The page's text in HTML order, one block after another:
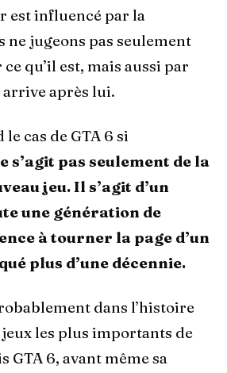
est influencé par la
ne jugeons pas seulement
qu’il est, mais aussi par
après lui.
le cas de GTA 6 si
s’agit pas seulement de la
jeu. Il s’agit d’un
une génération de
à tourner la page d’un
plus d’une décennie.
dans l’histoire
jeux les plus importants de
GTA 6, avant même sa